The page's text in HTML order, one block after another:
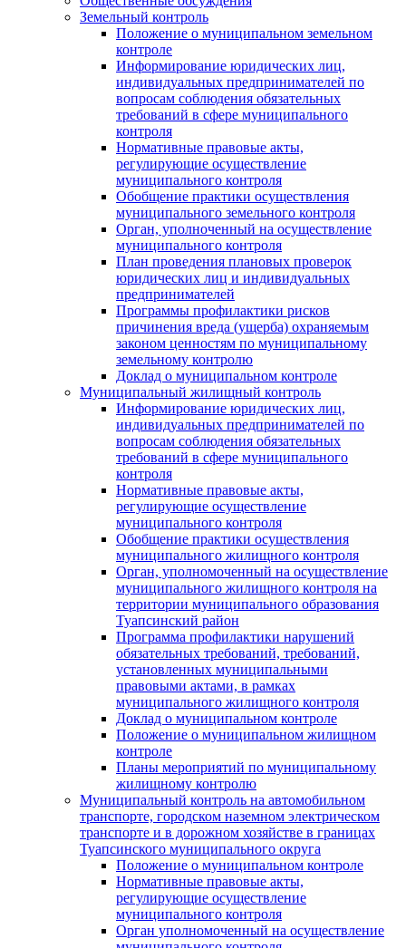
Земельный контроль
Положение о муниципальном земельном
контроле
Информирование юридических лиц,
индивидуальных предпринимателей по
вопросам соблюдения обязательных
требований в сфере муниципального
контроля
Нормативные правовые акты,
регулирующие осуществление
муниципального контроля
Обобщение практики осуществления
муниципального земельного контроля
Орган, уполноченный на осуществление
муниципального контроля
План проведения плановых проверок
юридических лиц и индивидуальных
предпринимателей
Программы профилактики рисков
причинения вреда (ущерба) охраняемым
законом ценностям по муниципальному
земельному контролю
Доклад о муниципальном контроле
Муниципальный жилищный контроль
Информирование юридических лиц,
индивидуальных предпринимателей по
вопросам соблюдения обязательных
требований в сфере муниципального
контроля
Нормативные правовые акты,
регулирующие осуществление
муниципального контроля
Обобщение практики осуществления
муниципального жилищного контроля
Орган, уполномоченный на осуществление
муниципального жилищного контроля на
территории муниципального образования
Туапсинский район
Программа профилактики нарушений
обязательных требований, требований,
установленных муниципальными
правовыми актами, в рамках
муниципального жилищного контроля
Доклад о муниципальном контроле
Положение о муниципальном жилищном
контроле
Планы мероприятий по муниципальному
жилищному контролю
Муниципальный контроль на автомобильном
транспорте, городском наземном электрическом
транспорте и в дорожном хозяйстве в границах
Туапсинского муниципального округа
Положение о муниципальном контроле
Нормативные правовые акты,
регулирующие осуществление
муниципального контроля
Орган уполномоченный на осуществление